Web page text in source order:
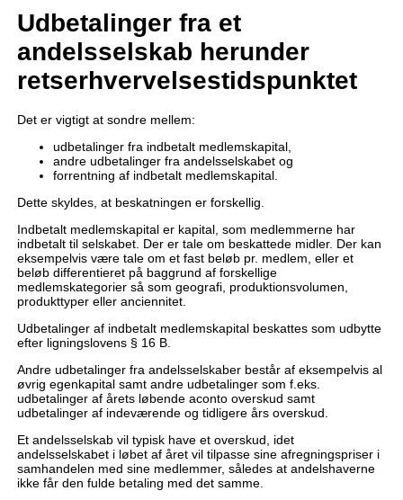
Udbetalinger fra et
andelsselskab herunder
retserhvervelsestidspunktet
Det er vigtigt at sondre mellem:
udbetalinger fra indbetalt medlemskapital,
andre udbetalinger fra andelsselskabet og
forrentning af indbetalt medlemskapital.
Dette skyldes, at beskatningen er forskellig.
Indbetalt medlemskapital er kapital, som medlemmerne har
indbetalt til selskabet. Der er tale om beskattede midler. Der kan
eksempelvis være tale om et fast beløb pr. medlem, eller et
beløb differentieret på baggrund af forskellige
medlemskategorier så som geografi, produktionsvolumen,
produkttyper eller anciennitet.
Udbetalinger af indbetalt medlemskapital beskattes som udbytte
efter ligningslovens § 16 B.
Andre udbetalinger fra andelsselskaber består af eksempelvis al
øvrig egenkapital samt andre udbetalinger som f.eks.
udbetalinger af årets løbende aconto overskud samt
udbetalinger af indeværende og tidligere års overskud.
Et andelsselskab vil typisk have et overskud, idet
andelsselskabet i løbet af året vil tilpasse sine afregningspriser i
samhandelen med sine medlemmer, således at andelshaverne
ikke får den fulde betaling med det samme.